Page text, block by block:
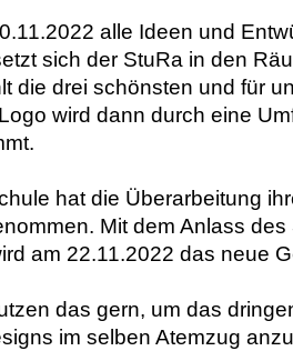
alle Ideen und
sich der StuRa in den
die drei schönsten und für
wird dann durch eine
hat die Überarbeitung
Mit dem Anlass
am 22.11.2022 das neue
das gern, um das
im selben Atemzug